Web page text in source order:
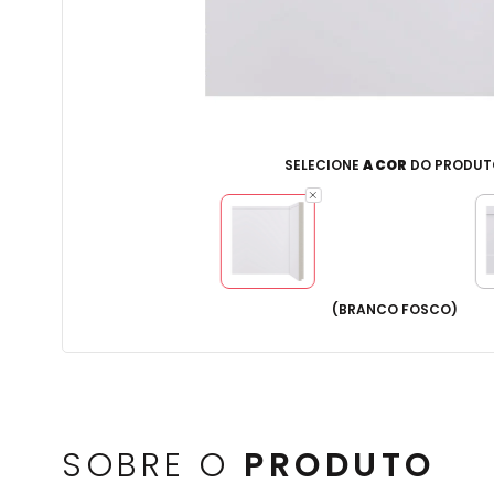
SELECIONE A COR DO
(BRANCO FOSCO)
SOBRE O PRODUTO